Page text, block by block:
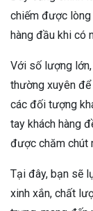
chiếm được lòng
hàng đầu khi có
Với số lượng
thường xuyên
các đối tượng
tay khách hàng
được chăm chút
Tại đây, bạn sẽ
xinh xắn, chất